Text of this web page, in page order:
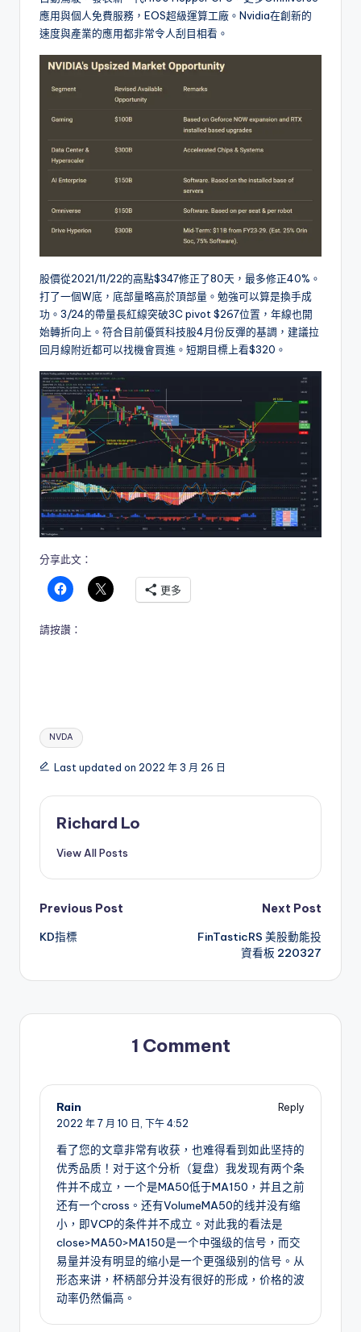
應用與個人免費服務，EOS超級運算工廠。Nvidia在創新的
速度與產業的應用都非常令人刮目相看。
股價從2021/11/22的高點$347修正了80天，最多修正40%。
打了一個W底，底部量略高於頂部量。勉強可以算是換手成
功。3/24的帶量長紅線突破3C pivot $267位置，年線也開
始轉折向上。符合目前優質科技股4月份反彈的基調，建議拉
回月線附近都可以找機會買進。短期目標上看$320。
分享此文：
更多
請按讚：
Tags:
NVDA
Last updated on 2022 年 3 月 26 日
Richard Lo
View All Posts
Post
navigation
Previous Post
KD指標
Next Post
FinTasticRS 美股動能投
資看板 220327
1 Comment
Rain
Reply
2022 年 7 月 10 日, 下午 4:52
看了您的文章非常有收获，也难得看到如此坚持的
优秀品质！对于这个分析（复盘）我发现有两个条
件并不成立，一个是MA50低于MA150，并且之前
还有一个cross。还有VolumeMA50的线并没有缩
小，即VCP的条件并不成立。对此我的看法是
close>MA50>MA150是一个中强级的信号，而交
易量并没有明显的缩小是一个更强级别的信号。从
形态来讲，杯柄部分并没有很好的形成，价格的波
动率仍然偏高。